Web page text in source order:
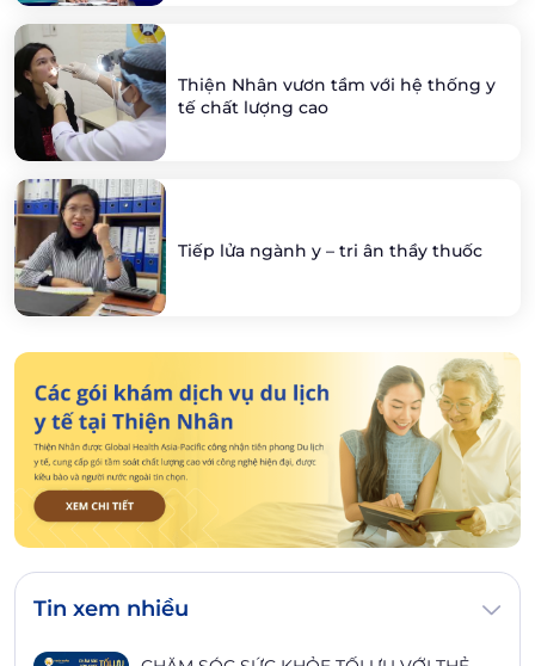
Thiện Nhân vươn tầm với hệ thống y
tế chất lượng cao
Tiếp lửa ngành y – tri ân thầy thuốc
Tin xem nhiều